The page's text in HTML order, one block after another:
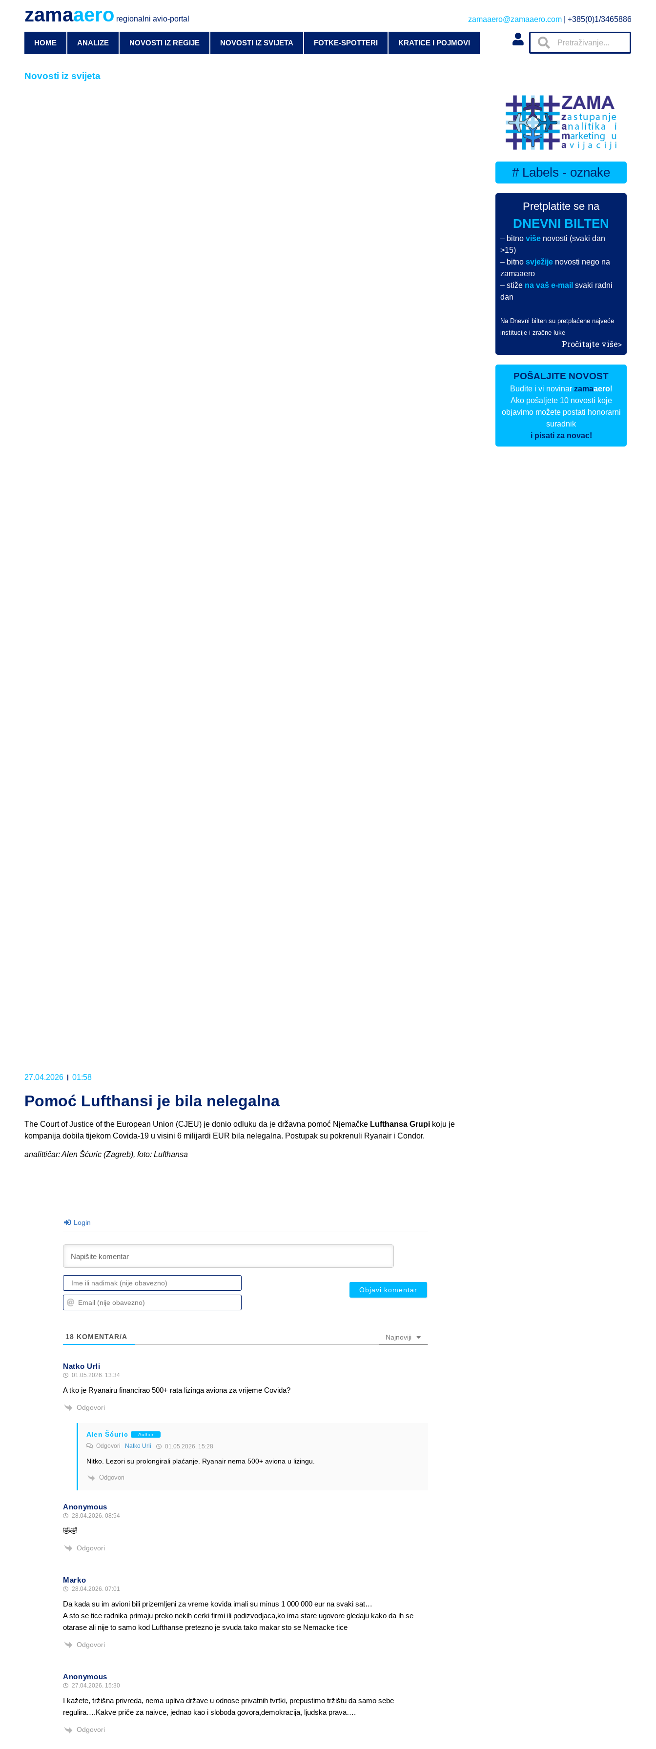
zamaaero regionalni avio-portal zamaaero@zamaaero.com | +385(0)1/3465886
HOME ANALIZE NOVOSTI IZ REGIJE NOVOSTI IZ SVIJETA FOTKE-SPOTTERI KRATICE I POJMOVI
Novosti iz svijeta
27.04.2026 01:58
Pomoć Lufthansi je bila nelegalna
The Court of Justice of the European Union (CJEU) je donio odluku da je državna pomoć Njemačke Lufthansa Grupi koju je
kompanija dobila tijekom Covida-19 u visini 6 milijardi EUR bila nelegalna. Postupak su pokrenuli Ryanair i Condor.
analittičar: Alen Šćuric (Zagreb), foto: Lufthansa
Login
Ime
ili
nadimak
Email
(nije
18 KOMENTAR/A Najnoviji
Natko Urli
01.05.2026. 13:34
A tko je Ryanairu financirao 500+ rata lizinga aviona za vrijeme Covida?
Odgovori
Alen Šćuric Author
Odgovori Natko Urli 01.05.2026. 15:28
Nitko. Lezori su prolongirali plaćanje. Ryanair nema 500+ aviona u lizingu.
Odgovori
Anonymous
28.04.2026. 08:54
🤣🤣
Odgovori
Marko
28.04.2026. 07:01
Da kada su im avioni bili prizemljeni za vreme kovida imali su minus 1 000 000 eur na svaki sat…
A sto se tice radnika primaju preko nekih cerki firmi ili podizvodjaca,ko ima stare ugovore gledaju kako da ih se
otarase ali nije to samo kod Lufthanse pretezno je svuda tako makar sto se Nemacke tice
Odgovori
Anonymous
27.04.2026. 15:30
I kažete, tržišna privreda, nema upliva države u odnose privatnih tvrtki, prepustimo tržištu da samo sebe
regulira….Kakve priče za naivce, jednao kao i sloboda govora,demokracija, ljudska prava….
Odgovori
# Labels - oznake
Pretplatite se na
DNEVNI BILTEN
– bitnoviše novosti (svaki dan
>15)
– bitnosvježije novosti nego na
zamaaero
– stiže na vaš e-mail svaki radni
dan
Na Dnevni bilten su pretplaćene najveće
institucije i zračne luke
Pročitajte više>
POŠALJITE NOVOST
Budite i vi novinarzamaaero!
Ako pošaljete 10 novosti koje
objavimo možete postati honorarni
suradnik
i pisati za novac!